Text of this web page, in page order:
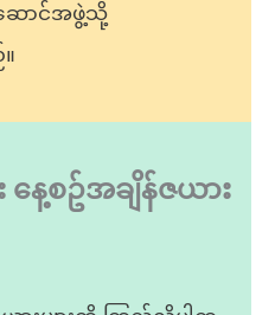
ောင်အဖွဲ့သို့
ေ့စဥ်အချိန်ဇယား